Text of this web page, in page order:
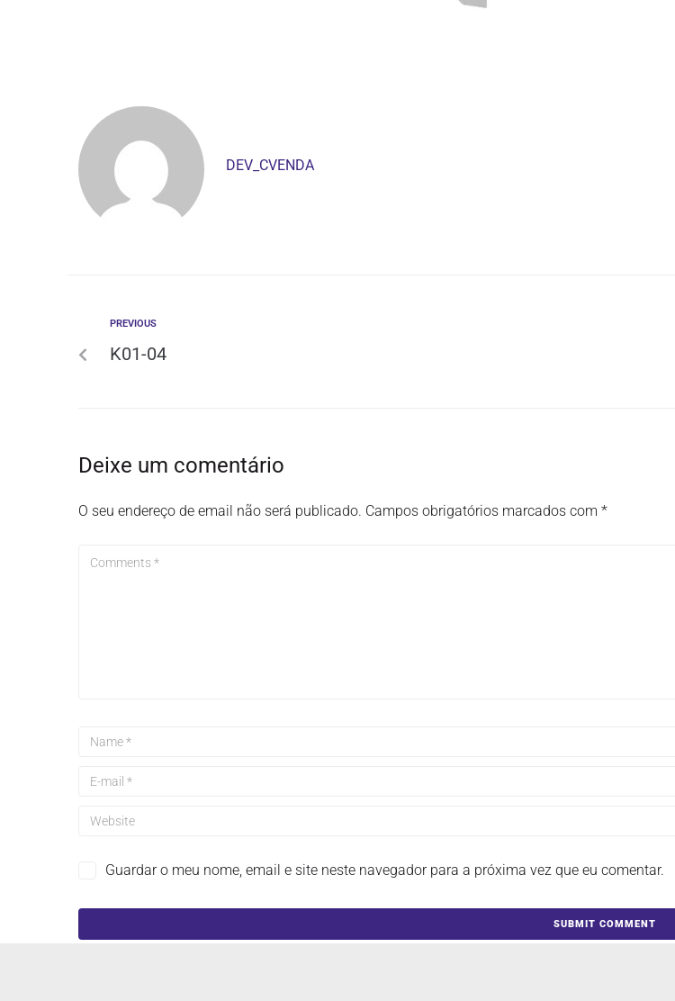
DEV_CVENDA
PREVIOUS
K01-04
Deixe um comentário
O seu endereço de email não será publicado. Campos obrigatórios marcados com *
Guardar o meu nome, email e site neste navegador para a próxima vez que eu comentar.